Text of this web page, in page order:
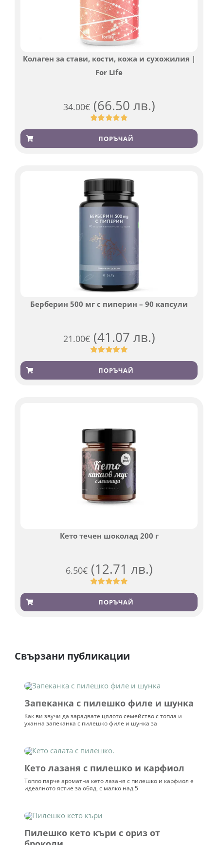
Колаген за стави, кости, кожа и сухожилия |
For Life
34.00€ (66.50 лв.)
Оценен
4.83 от 5,
923
ПОРЪЧАЙ
Берберин 500 мг с пиперин – 90 капсули
21.00€ (41.07 лв.)
Оценен
4.84 от 5,
369
ПОРЪЧАЙ
Кето течен шоколад 200 г
6.50€ (12.71 лв.)
Оценен
4.91 от 5,
базирано на
501
ПОРЪЧАЙ
Свързани публикации
Запеканка с пилешко филе и шунка
Как ви звучи да зарадвате цялото семейство с топла и
уханна запеканка с пилешко филе и шунка за
Кето лазаня с пилешко и карфиол
Топло парче ароматна кето лазаня с пилешко и карфиол е
идеалното ястие за обяд, с малко над 5
Пилешко кето къри с ориз от